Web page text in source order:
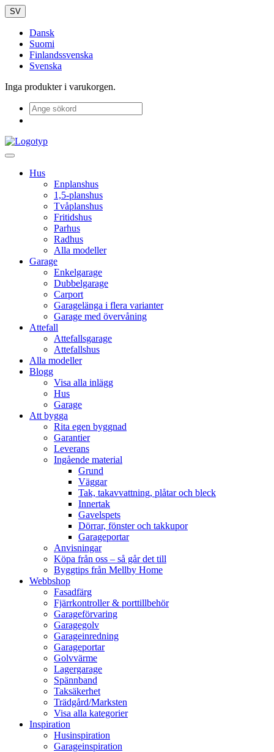
SV
Dansk
Suomi
Finlandssvenska
Svenska
Inga produkter i varukorgen.
Hus
Enplanshus
1,5-planshus
Tvåplanshus
Fritidshus
Parhus
Radhus
Alla modeller
Garage
Enkelgarage
Dubbelgarage
Carport
Garagelänga i flera varianter
Garage med övervåning
Attefall
Attefallsgarage
Attefallshus
Alla modeller
Blogg
Visa alla inlägg
Hus
Garage
Att bygga
Rita egen byggnad
Garantier
Leverans
Ingående material
Grund
Väggar
Tak, takavvattning, plåtar och bleck
Innertak
Gavelspets
Dörrar, fönster och takkupor
Garageportar
Anvisningar
Köpa från oss – så går det till
Byggtips från Mellby Home
Webbshop
Fasadfärg
Fjärrkontroller & porttillbehör
Garageförvaring
Garagegolv
Garageinredning
Garageportar
Golvvärme
Lagergarage
Spännband
Taksäkerhet
Trädgård/Marksten
Visa alla kategorier
Inspiration
Husinspiration
Garageinspiration